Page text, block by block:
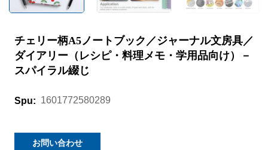
チェリー柄A5ノートブック／ジャーナル文房具／
ダイアリー（レシピ・料理メモ・学用品向け）－
スパイラル綴じ
Spu: 1601772580289
お問い合わせ